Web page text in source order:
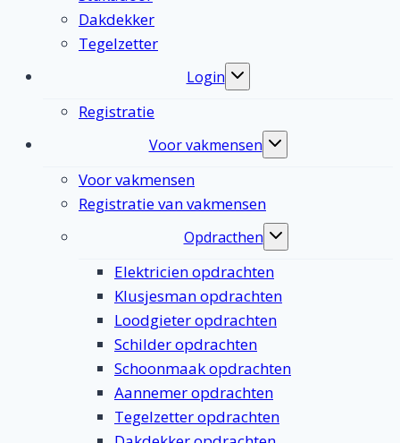
Dakdekker
Tegelzetter
Login
Toggle
Registratie
Voor vakmensen
Toggle
Voor vakmensen
Registratie van vakmensen
Opdracthen
Toggle
Elektricien opdrachten
Klusjesman opdrachten
Loodgieter opdrachten
Schilder opdrachten
Schoonmaak opdrachten
Aannemer opdrachten
Tegelzetter opdrachten